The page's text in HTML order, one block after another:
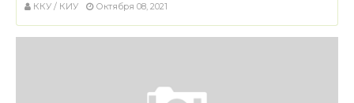
ККУ / КИУ Октября 08, 2021